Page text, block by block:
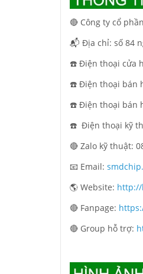
🔴 Công ty cổ
📬 Địa chỉ: số 84
☎️ Điện thoại cửa
☎️ Điện thoại bán
☎️ Điện thoại bán
☎️ Điện thoại kỹ
🔴 Zalo kỹ thuật:
📧 Email:
🌎 Website:
🔴 Fanpage:
🔴 Group hỗ trợ: